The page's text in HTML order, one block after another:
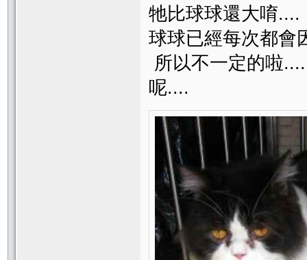
牠比球球還大唷....
球球已經每次都會
所以不一定的啦
呢....